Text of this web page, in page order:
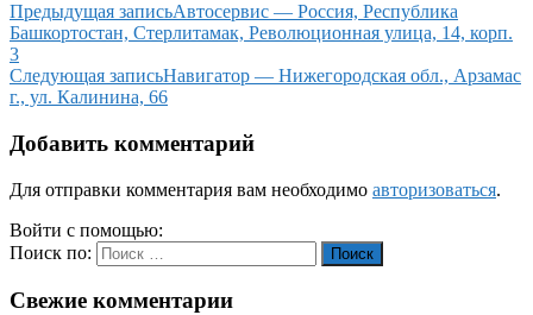
Предыдущая записьАвтосервис — Россия, Республика
Башкортостан, Стерлитамак, Революционная улица, 14, корп.
3
Следующая записьНавигатор — Нижегородская обл., Арзамас
г., ул. Калинина, 66
Добавить комментарий
Для отправки комментария вам необходимо авторизоваться.
Войти с помощью:
Поиск по:
Поиск
Свежие комментарии